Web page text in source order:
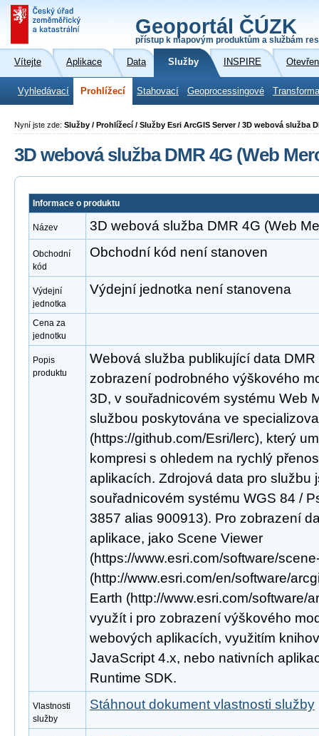
Geoportál ČÚZK
přístup k mapovým produktům a službám
Vítejte Aplikace Data Služby INSPIRE
Vyhledávací Prohlížecí Stahovací Geoprocessingové
Nyní jste zde: Služby / Prohlížecí / Služby Esri ArcGIS Server / 3D webová služba
3D webová služba DMR 4G (Web
Informace o produktu
Název 3D webová služba DMR 4G (Web
Obchodní
kód
Obchodní kód není stanoven
Výdejní
jednotka
Výdejní jednotka není stanovena
Cena za
jednotku
Popis
produktu
Webová služba publikující data
zobrazení podrobného výškového
3D, v souřadnicovém systému Web
službou poskytována ve
(https://github.com/Esri/lerc), který
kompresi s ohledem na rychlý
aplikacích. Zdrojová data pro službu
souřadnicovém systému WGS 84 /
3857 alias 900913). Pro zobrazení
aplikace, jako Scene Viewer
(https://www.esri.com/software/
(http://www.esri.com/en/software/
Earth (http://www.esri.com/software/
využít i pro zobrazení výškového
webových aplikacích, využitím
JavaScript 4.x, nebo nativních
Runtime SDK.
Vlastnosti
služby
Stáhnout dokument vlastnosti služby